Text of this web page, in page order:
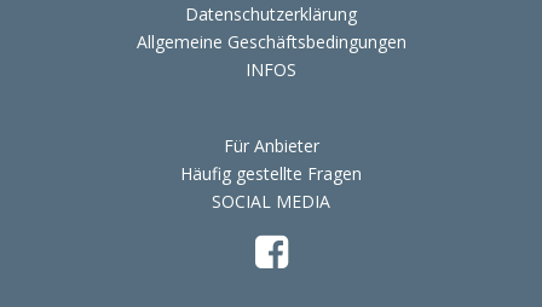
Datenschutzerklärung
Allgemeine Geschäftsbedingungen
INFOS
Für Anbieter
Häufig gestellte Fragen
SOCIAL MEDIA